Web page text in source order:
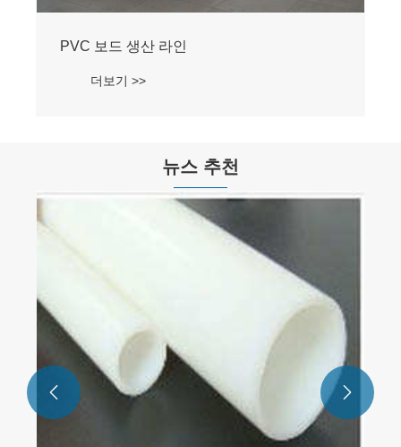
PVC 보드 생산 라인
더보기 >>
뉴스 추천
 